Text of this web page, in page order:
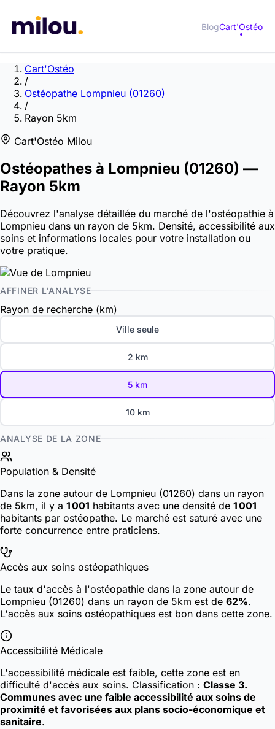
BlogCart'Ostéo
Cart'Ostéo
/
Ostéopathe Lompnieu (01260)
/
Rayon 5km
Cart'Ostéo Milou
Ostéopathes à Lompnieu (01260) —
Rayon 5km
Découvrez l'analyse détaillée du marché de l'ostéopathie à
Lompnieu dans un rayon de 5km. Densité, accessibilité aux
soins et informations locales pour votre installation ou
votre pratique.
AFFINER L'ANALYSE
Rayon de recherche (km)
Ville seule
2 km
5 km
10 km
ANALYSE DE LA ZONE
Population & Densité
Dans la zone autour de Lompnieu (01260) dans un rayon
de 5km, il y a 1 001 habitants avec une densité de 1 001
habitants par ostéopathe. Le marché est saturé avec une
forte concurrence entre praticiens.
Accès aux soins ostéopathiques
Le taux d'accès à l'ostéopathie dans la zone autour de
Lompnieu (01260) dans un rayon de 5km est de 62%.
L'accès aux soins ostéopathiques est bon dans cette zone.
Accessibilité Médicale
L'accessibilité médicale est faible, cette zone est en
difficulté d'accès aux soins. Classification : Classe 3.
Communes avec une faible accessibilité aux soins de
proximité et favorisées aux plans socio-économique et
sanitaire.